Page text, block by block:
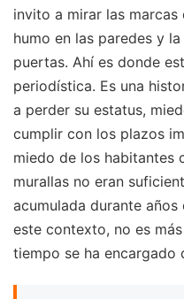
invito a mirar las
humo en las paredes y
puertas. Ahí es donde
periodística. Es una
a perder su estatus,
cumplir con los plazos
miedo de los habitantes
murallas no eran
acumulada durante
este contexto, no es
tiempo se ha encargado